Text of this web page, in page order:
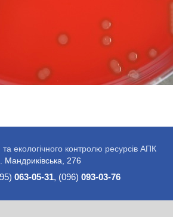
екологічного контролю ресурсів АПК
Мандриківська, 276
063-05-31, (096) 093-03-76